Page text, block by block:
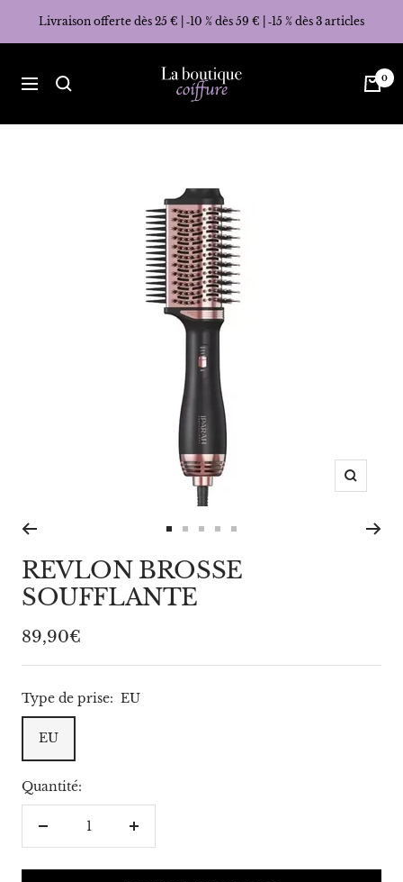
Livraison offerte dès 25 € | ‑10 % dès 59 € | ‑15 % dès 3 articles
Navigation
La
Boutique
0
Zoom
au
slide
1
au
slide
2
au
slide
au
slide
au
slide
REVLON BROSSE
SOUFFLANTE
Prix
de
vente
89,90€
Type de prise: EU
EU
Quantité:
Réduire
Augmenter